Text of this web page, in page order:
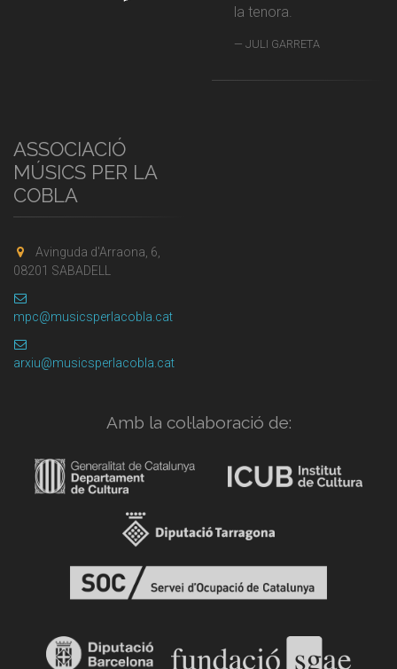
la tenora.
JULI GARRETA
ASSOCIACIÓ
MÚSICS PER LA
COBLA
Avinguda d'Arraona, 6,
08201 SABADELL
mpc@musicsperlacobla.cat
arxiu@musicsperlacobla.cat
Amb la col·laboració de: